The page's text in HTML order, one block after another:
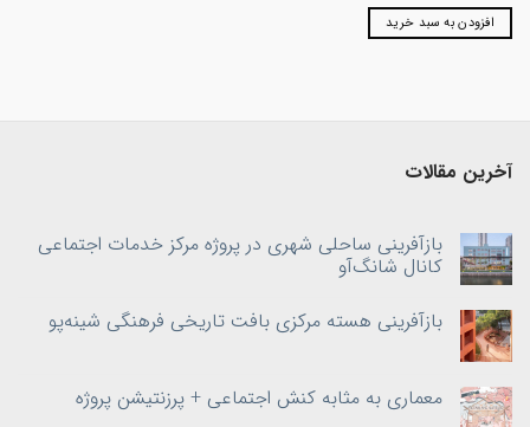
افزودن به سبد خرید
آخرین مقالات
بازآفرینی ساحلی شهری در پروژه مرکز خدمات اجتماعی
کانال شانگ‌آو
بازآفرینی هسته‌ مرکزی بافت تاریخی فرهنگی شینه‌پو
معماری به‌ مثابه کنش اجتماعی + پرزنتیشن پروژه